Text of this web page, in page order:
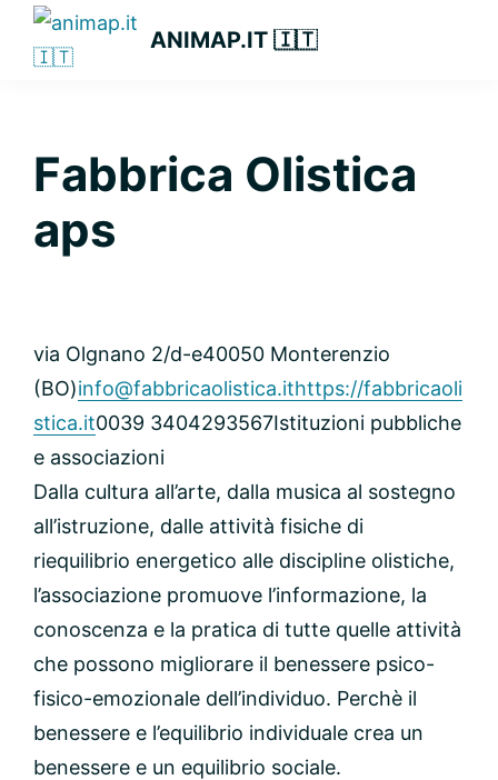
Passa
Passa
Passa
primaria
ANIMAP.IT 🇮🇹
Fabbrica Olistica
aps
via Olgnano 2/d-e40050 Monterenzio
(BO)info@fabbricaolistica.ithttps://fabbricaoli
stica.it0039 3404293567Istituzioni pubbliche
e associazioni
Dalla cultura all’arte, dalla musica al sostegno
all’istruzione, dalle attività fisiche di
riequilibrio energetico alle discipline olistiche,
l’associazione promuove l’informazione, la
conoscenza e la pratica di tutte quelle attività
che possono migliorare il benessere psico-
fisico-emozionale dell’individuo. Perchè il
benessere e l’equilibrio individuale crea un
benessere e un equilibrio sociale.